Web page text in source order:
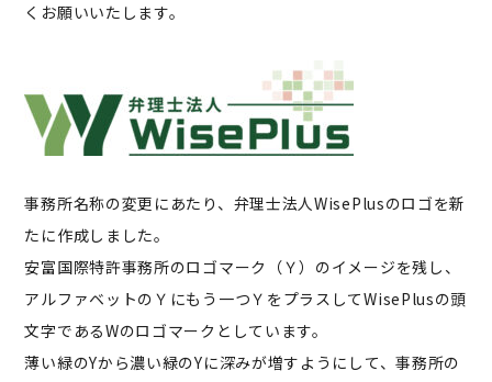
くお願いいたします。
事務所名称の変更にあたり、弁理士法人WisePlusのロゴを新
たに作成しました。
安富国際特許事務所のロゴマーク（Ｙ）のイメージを残し、
アルファベットのＹにもう一つＹをプラスしてWisePlusの頭
文字であるWのロゴマークとしています。
薄い緑のYから濃い緑のYに深みが増すようにして、事務所の